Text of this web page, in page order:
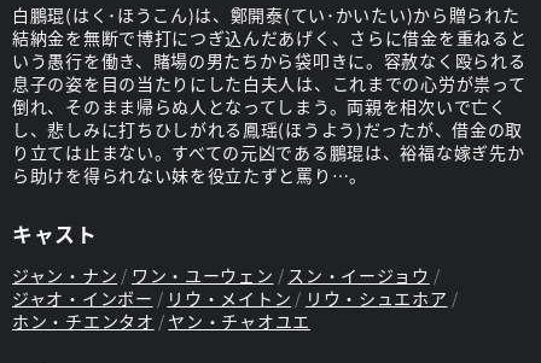
白鵬琨(はく･ほうこん)は、鄭開泰(てい･かいたい)から贈られた
結納金を無断で博打につぎ込んだあげく、さらに借金を重ねると
いう愚行を働き、賭場の男たちから袋叩きに。容赦なく殴られる
息子の姿を目の当たりにした白夫人は、これまでの心労が祟って
倒れ、そのまま帰らぬ人となってしまう。両親を相次いで亡く
し、悲しみに打ちひしがれる鳳瑶(ほうよう)だったが、借金の取
り立ては止まない。すべての元凶である鵬琨は、裕福な嫁ぎ先か
ら助けを得られない妹を役立たずと罵り…。
キャスト
ジャン・ナン ワン・ユーウェン
スン・イージョウ
ジャオ・インボー
リウ・メイトン
リウ・シュエホア
ホン・チエンタオ
ヤン・チャオユエ